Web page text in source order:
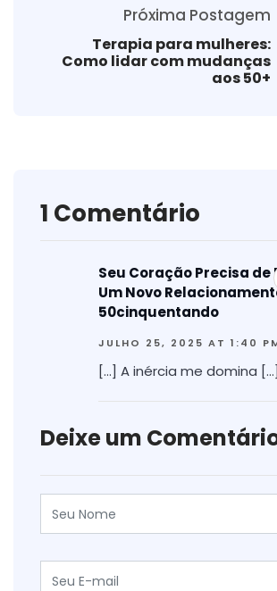
Próxima Postagem
Terapia para mulheres:
Como lidar com mudanças
aos 50+
1 Comentário
Seu Coração Precisa de
Um Novo
50cinquentando
JULHO 25, 2025 AT 1:40
[…] A inércia me domina […]
Deixe um